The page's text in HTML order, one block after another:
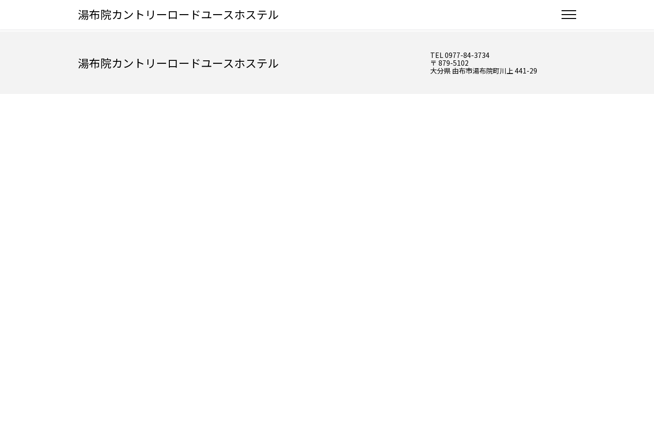
湯布院カントリーロードユースホステル
湯布院カントリーロードユースホステル
TEL 0977-84-3734
〒 879-5102
大分県 由布市湯布院町川上 441-29